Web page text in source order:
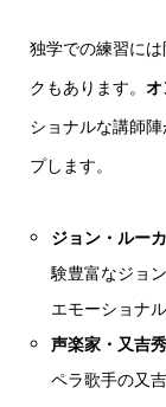
独学での練習に
クもあります。
ショナルな講師
プします。
ジョン・ルー
験豊富なジョ
エモーショナ
声楽家・又吉
ペラ歌手の又